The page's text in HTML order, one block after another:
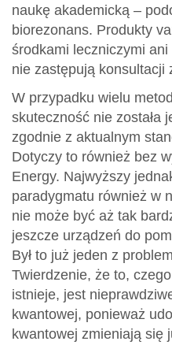
naukę akademicką –
biorezonans. Produkty
środkami leczniczymi
nie zastępują konsultacji
W przypadku wielu
skuteczność nie została
zgodnie z aktualnym
Dotyczy to również bez
Energy. Najwyższy
paradygmatu również w
nie może być aż tak
jeszcze urządzeń do
Był to już jeden z
Twierdzenie, że to,
istnieje, jest
kwantowej, ponieważ
kwantowej zmieniają się